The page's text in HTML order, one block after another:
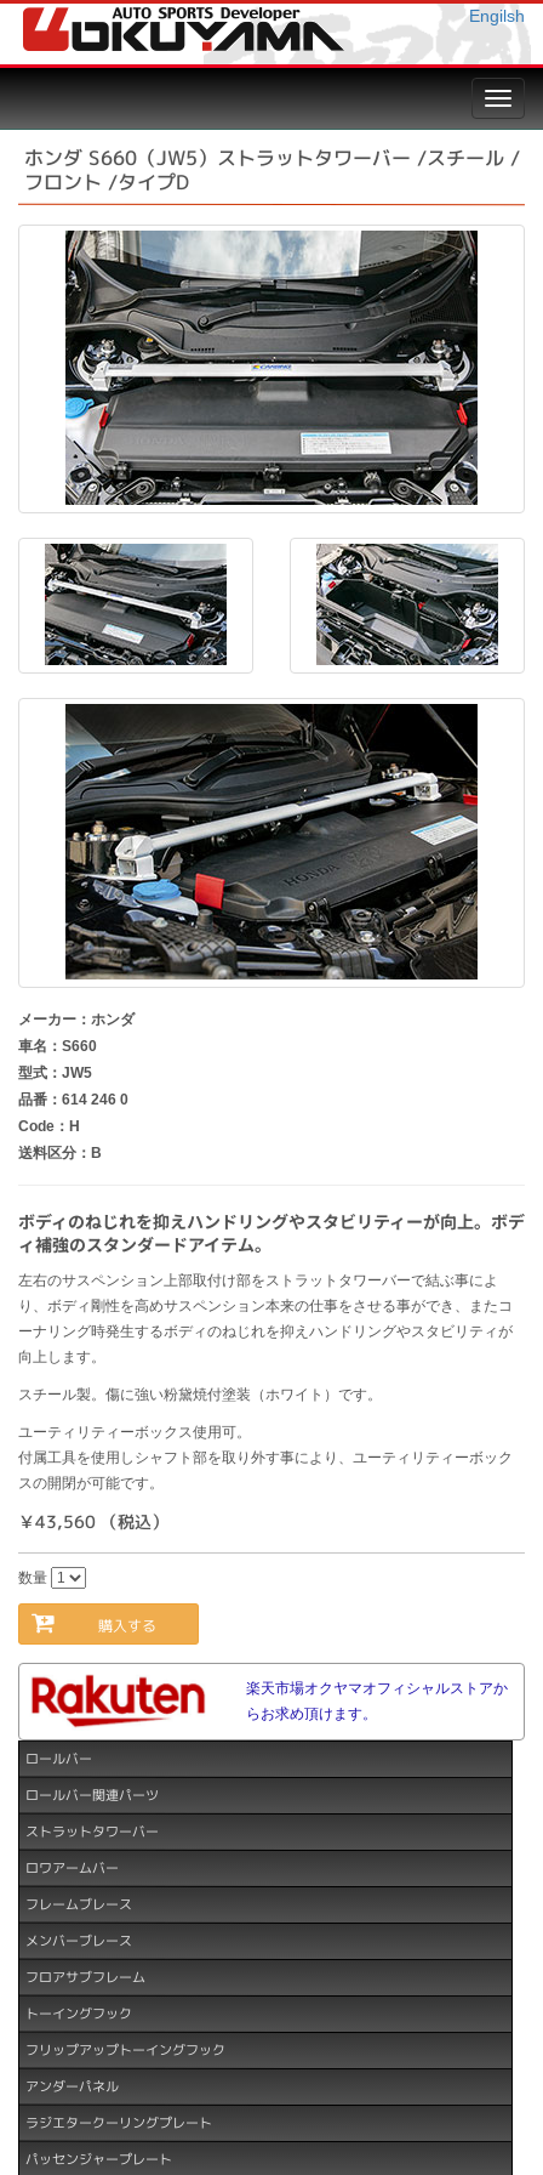
Engilsh
ホンダ S660（JW5）ストラットタワーバー /スチール /
フロント /タイプD
メーカー：ホンダ
車名：S660
型式：JW5
品番：614 246 0
Code：H
送料区分：B
ボディのねじれを抑えハンドリングやスタビリティーが向上。ボデ
ィ補強のスタンダードアイテム。
左右のサスペンション上部取付け部をストラットタワーバーで結ぶ事によ
り、ボディ剛性を高めサスペンション本来の仕事をさせる事ができ、またコ
ーナリング時発生するボディのねじれを抑えハンドリングやスタビリティが
向上します。
スチール製。傷に強い粉黛焼付塗装（ホワイト）です。
ユーティリティーボックス使用可。
付属工具を使用しシャフト部を取り外す事により、ユーティリティーボック
スの開閉が可能です。
￥43,560 （税込）
数量
購入する
楽天市場オクヤマオフィシャルストアか
らお求め頂けます。
ロールバー
ロールバー関連パーツ
ストラットタワーバー
ロワアームバー
フレームブレース
メンバーブレース
フロアサブフレーム
トーイングフック
フリップアップトーイングフック
アンダーパネル
ラジエタークーリングプレート
パッセンジャープレート